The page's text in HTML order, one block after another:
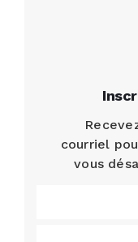
courriel
vous